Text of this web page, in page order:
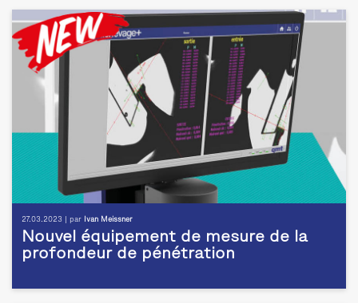
27.03.2023 | par Ivan Meissner
Nouvel équipement de mesure de la
profondeur de pénétration